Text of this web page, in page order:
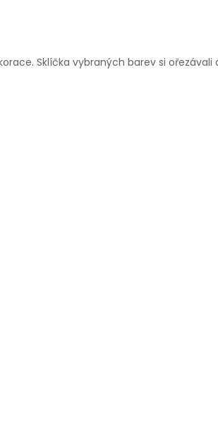
Sklíčka vybraných barev si